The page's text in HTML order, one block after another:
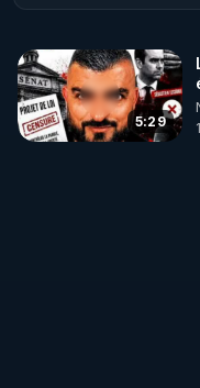
🌱 LA BOUTIQUE
Pour obtenir les
5:29